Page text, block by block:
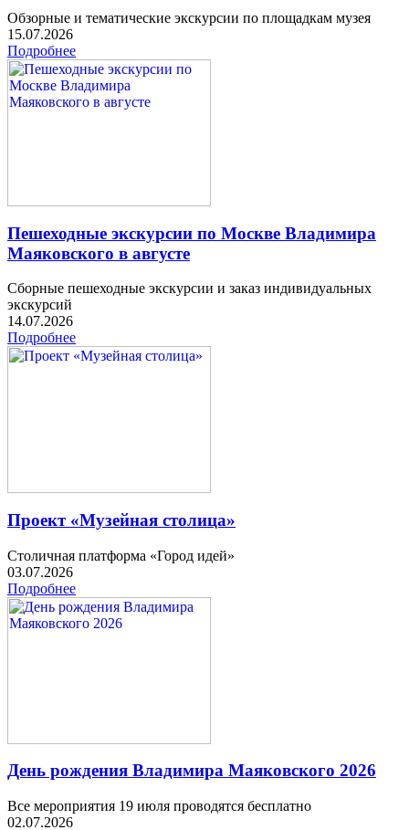
Обзорные и тематические экскурсии по площадкам музея
15.07.2026
Подробнее
Пешеходные экскурсии по Москве Владимира
Маяковского в августе
Сборные пешеходные экскурсии и заказ индивидуальных
экскурсий
14.07.2026
Подробнее
Проект «Музейная столица»
Столичная платформа «Город идей»
03.07.2026
Подробнее
День рождения Владимира Маяковского 2026
Все мероприятия 19 июля проводятся бесплатно
02.07.2026